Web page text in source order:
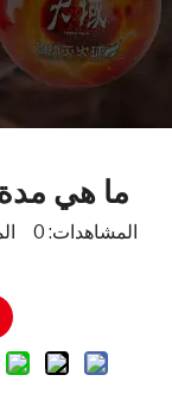
ما هي
المشاهدات: 0